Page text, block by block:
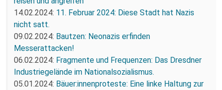
14.02.2024: 11. Februar 2024: Diese Stadt hat Nazis
nicht satt.
09.02.2024: Bautzen: Neonazis erfinden
Messerattacken!
06.02.2024: Fragmente und Frequenzen: Das Dresdner
Industriegelände im Nationalsozialismus.
05.01.2024: Bäuer:innenproteste: Eine linke Haltung zur